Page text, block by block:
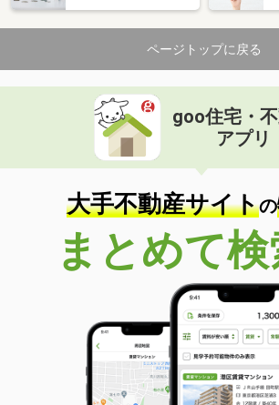
ページトップに戻る
goo住宅・
アプリ
大手不動産サイトの
まとめて検